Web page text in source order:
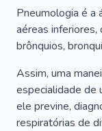
Pneumologia é a
aéreas inferiores,
brônquios,
Assim, uma
especialidade de
ele previne,
respiratórias de